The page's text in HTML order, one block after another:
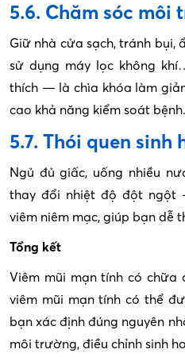
5.6. Chăm sóc môi
Giữ nhà cửa sạch, tránh bụi,
sử dụng máy lọc không
thích — là chìa khóa làm
cao khả năng kiểm soát bệnh.
5.7. Thói quen sinh
Ngủ đủ giấc, uống nhiều
thay đổi nhiệt độ đột
viêm niêm mạc, giúp bạn dễ
Tổng kết
Viêm mũi mạn tính có
viêm mũi mạn tính có thể
bạn xác định đúng nguyên
môi trường, điều chỉnh sinh